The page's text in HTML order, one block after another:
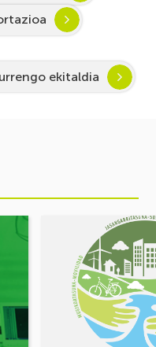
ekitaldia
MUGIKORTASUN
FOROA
Partekatu
erronkak,